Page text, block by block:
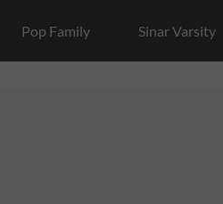
Pop Family Sinar Varsity